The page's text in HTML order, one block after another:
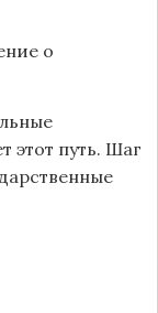
о
этот путь. Шаг